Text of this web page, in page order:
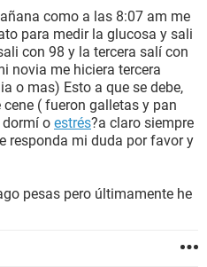
como a las 8:07 am me
para medir la glucosa y sali
con 98 y la tercera salí con
novia me hiciera tercera
o mas) Esto a que se debe,
( fueron galletas y pan
o estrés?a claro siempre
responda mi duda por favor y
pesas pero últimamente he